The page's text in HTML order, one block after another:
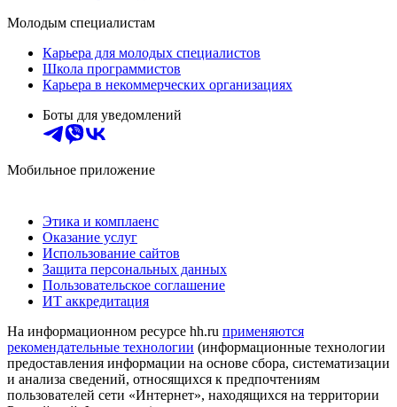
Молодым специалистам
Карьера для молодых специалистов
Школа программистов
Карьера в некоммерческих организациях
Боты для уведомлений
Мобильное приложение
Этика и комплаенс
Оказание услуг
Использование сайтов
Защита персональных данных
Пользовательское соглашение
ИТ аккредитация
На информационном ресурсе hh.ru применяются
рекомендательные технологии (информационные технологии
предоставления информации на основе сбора, систематизации
и анализа сведений, относящихся к предпочтениям
пользователей сети «Интернет», находящихся на территории